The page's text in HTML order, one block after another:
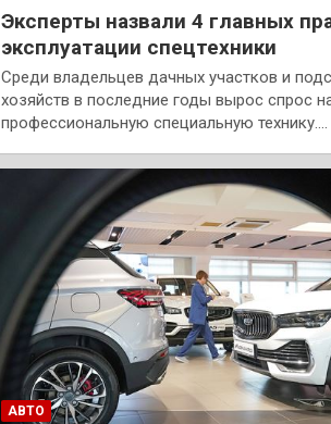
Эксперты назвали 4 главных
эксплуатации спецтехники
Среди владельцев дачных участков и
хозяйств в последние годы вырос спрос
профессиональную специальную технику.…
АВТО